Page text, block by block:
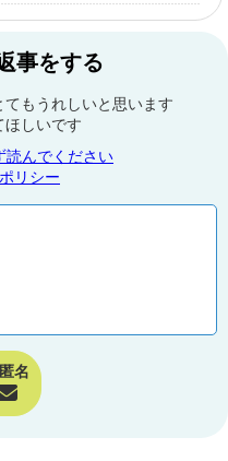
事をする
もうれしいと思います
ほしいです
んでください
リシー
名